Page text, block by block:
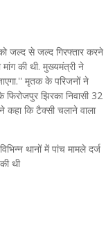
जल्द से जल्द गिरफ्तार करने
की थी. मुख्यमंत्री ने
मृतक के परिजनों ने
झिरका निवासी 32
कहा कि टैक्सी चलाने वाला
थानों में पांच मामले दर्ज
थी